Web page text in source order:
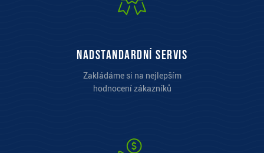
Nadstandardní servis
Zakládáme si na nejlepším
hodnocení zákazníků